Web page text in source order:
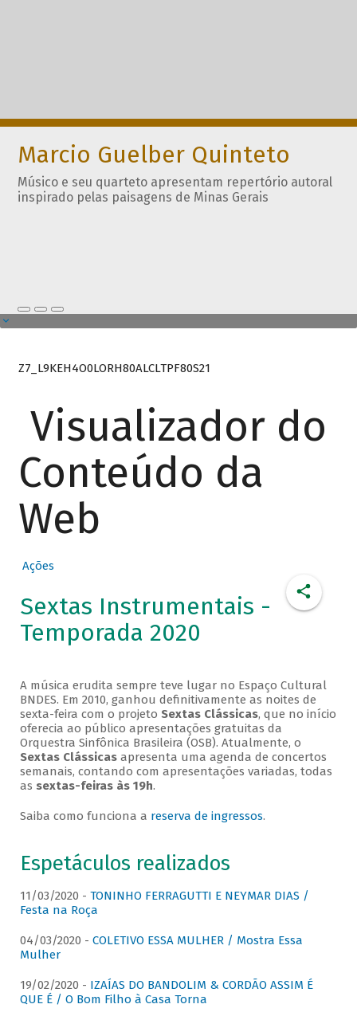
Marcio Guelber Quinteto
Músico e seu quarteto apresentam repertório autoral
inspirado pelas paisagens de Minas Gerais
Z7_L9KEH4O0LORH80ALCLTPF80S21
Visualizador do
Conteúdo da
Web
Ações
Sextas Instrumentais -
Temporada 2020
A música erudita sempre teve lugar no Espaço Cultural
BNDES. Em 2010, ganhou definitivamente as noites de
sexta-feira com o projeto Sextas Clássicas, que no início
oferecia ao público apresentações gratuitas da
Orquestra Sinfônica Brasileira (OSB). Atualmente, o
Sextas Clássicasapresenta uma agenda de concertos
semanais, contando com apresentações variadas, todas
as sextas-feiras às 19h.
Saiba como funciona a reserva de ingressos.
Espetáculos realizados
11/03/2020 - TONINHO FERRAGUTTI E NEYMAR DIAS /
Festa na Roça
04/03/2020 - COLETIVO ESSA MULHER / Mostra Essa
Mulher
19/02/2020 - IZAÍAS DO BANDOLIM & CORDÃO ASSIM É
QUE É / O Bom Filho à Casa Torna